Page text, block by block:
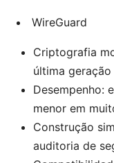
WireGuard
Criptografia
última
Desempenho:
menor em
Construção
auditoria de